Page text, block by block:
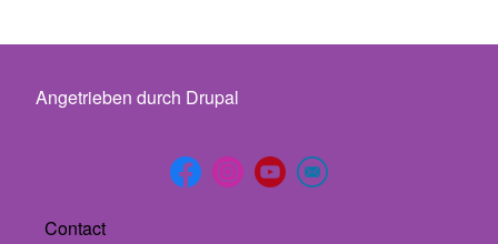
Angetrieben durch Drupal
Contact